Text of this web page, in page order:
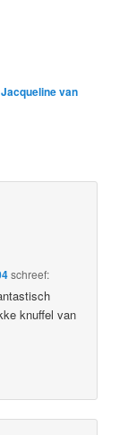
Jacqueline van
schreef:
knuffel van